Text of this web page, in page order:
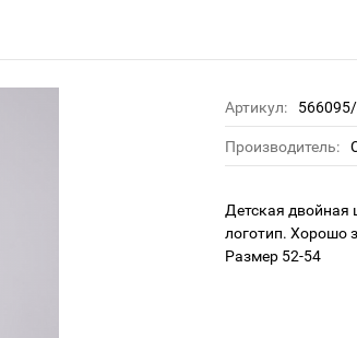
Артикул:
Производитель:
Детская двойная
логотип. Хорошо
Размер 52-54